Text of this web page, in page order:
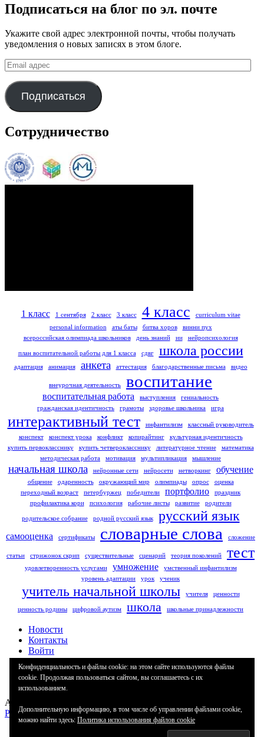
Подписаться на блог по эл. почте
Укажите свой адрес электронной почты, чтобы получать
уведомления о новых записях в этом блоге.
Email
адрес
Подписаться
Сотрудничество
1 класс 1 сентября 2 класс 3 класс 4 класс
curriculum vitae
personal information
аты баты битва хоров
винни пух
всероссийская олимпиада школьников
день знаний ии нейропсихология
план воспитательной работы для 1 класса сдвг школа россии
адаптация анимация анкета аттестация благодарственные письма видео
внеурочная деятельность воспитание
воспитательная работа выступления
гениальность
гражданская идентичность
грамоты здоровье школьника игра
интерактивный тест инфантилизм
классный руководитель
конспект
конспект урока конфликт копирайтинг
культурная идентичность
купить первокласснику
купить четверокласснику литературное чтение
математика
методическая работа
мотивация мультипликация мышление
начальная школа нейронные сети нейросети нетворкинг обучение
общение одаренность окружающий мир олимпиады опрос
оценка
переходный возраст
петербуржец победители портфолио
праздник
профилактика кори
психология рабочие листы развитие родители
родительское собрание родной русский язык русский язык
самооценка сертификаты словарные слова сложение
статьи стрижонок скрип существительные сценарий теория поколений тест
удовлетворенность услугами умножение
умственный инфантилизм
уровень адаптации
урок ученик
учитель начальной школы учителя ценности
ценность родины цифровой аутизм школа школьные принадлежности
Новости
Контакты
Войти
Политика конфиденциальности
Наши партнеры
Регистрация
Авторские права защищены.
Работает на WordPress |Education Hub автор:WEN Themes
Конфиденциальность и файлы cookie: на этом сайте используются файлы
cookie. Продолжая пользоваться сайтом, вы соглашаетесь с их
использованием.
Дополнительную информацию, в том числе об управлении файлами cookie,
можно найти здесь: Политика использования файлов cookie
Security by CleanTalk